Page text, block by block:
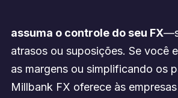
assuma o controle do seu FX
atrasos ou suposições. Se você
as margens ou simplificando os
Millbank FX oferece às